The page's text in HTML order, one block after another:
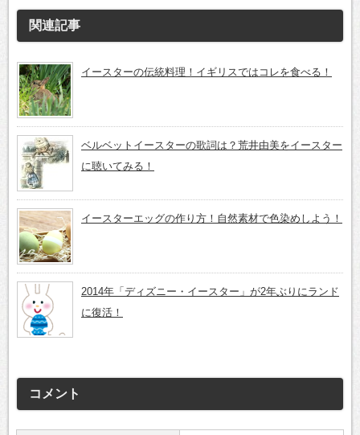
関連記事
イースターの伝統料理！イギリスではコレを食べる！
ベルベットイースターの歌詞は？荒井由美をイースター
に聴いてみる！
イースターエッグの作り方！自然素材で色染めしよう！
2014年「ディズニー・イースター」が2年ぶりにランド
に復活！
コメント